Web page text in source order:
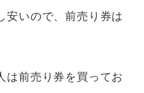
安いので、前売り券は
前売り券を買ってお